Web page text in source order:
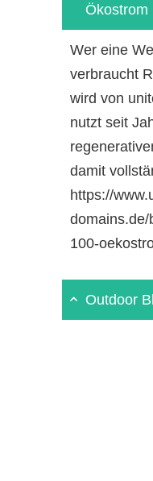
Ökostrom
Wer eine
verbraucht
wird von
nutzt seit
damit
https://
100-
Outdoor